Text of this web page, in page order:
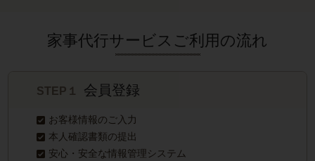
家事代行サービスご利用の流れ
STEP１ 会員登録
お客様情報のご入力
本人確認書類の提出
安心・安全な情報管理システム